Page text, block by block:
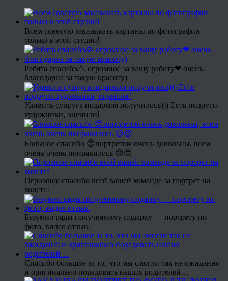
Всем советую заказывать картины по фотографии
только в этой студии!
Ребята спасибо🙏 огромное за вашу работу❤ очень
благодарна за такую красоту)
Удивить супруга подарком получилось))) Есть подруги-
художники, оценили!
Большое спасибо 😍портретом очень довольны, всем
очень очень понравилось 😍😍
Огромное спасибо всей вашей команде за портрет на
холсте!
Безумно рады полученному подарку — портрету по
фото, видео отзыв.
Спасибо большое за то, что мы смогли так не ожиданно
и оригинально порадовать наших родителей…